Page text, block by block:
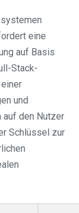
eine
auf Basis
Stack-
und
den Nutzer
Schlüssel zur